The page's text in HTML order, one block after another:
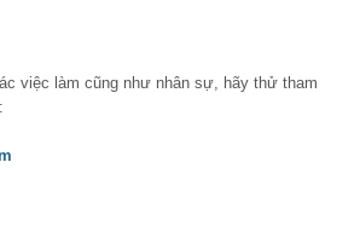
việc làm cũng như nhân sự, hãy thử tham